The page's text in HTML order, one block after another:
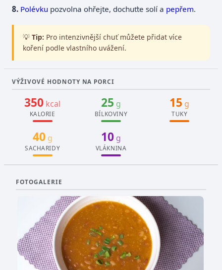
Polévku pozvolna ohřejte, dochuťte solí a pepřem.
💡 Tip: Pro intenzivnější chuť můžete přidat více
koření podle vlastního uvážení.
VÝŽIVOVÉ HODNOTY NA PORCI
350 kcal
KALORIE
25 g
BÍLKOVINY
15 g
TUKY
40g
SACHARIDY
10g
VLÁKNINA
FOTOGALERIE